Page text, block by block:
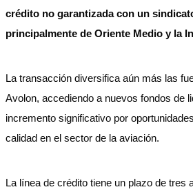
crédito no garantizada con un
principalmente de Oriente Medio y la
La transacción diversifica aún más las
Avolon, accediendo a nuevos fondos de
incremento significativo por
calidad en el sector de la aviación.
La línea de crédito tiene un plazo de tres